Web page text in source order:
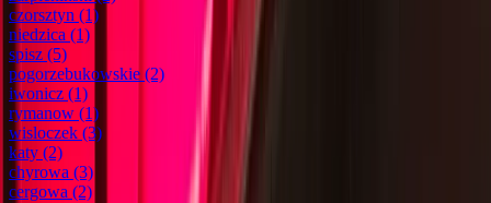
czorsztyn (1)
niedzica (1)
spisz (5)
pogorzebukowskie (2)
iwonicz (1)
rymanow (1)
wisloczek (3)
katy (2)
chyrowa (3)
cergowa (2)